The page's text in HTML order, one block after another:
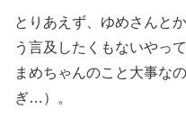
とりあえず、ゆめさんと
う言及したくもないやっ
まめちゃんのこと大事な
ぎ…）。